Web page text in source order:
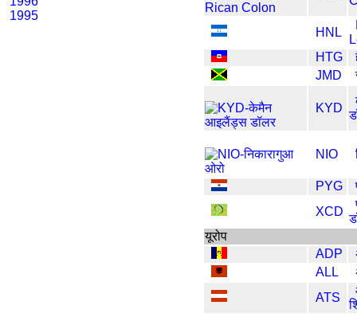
1995
HNL
HTG
JMD
KYD
NIO
PYG
XCD
यूरोप
ADP
ALL
ATS